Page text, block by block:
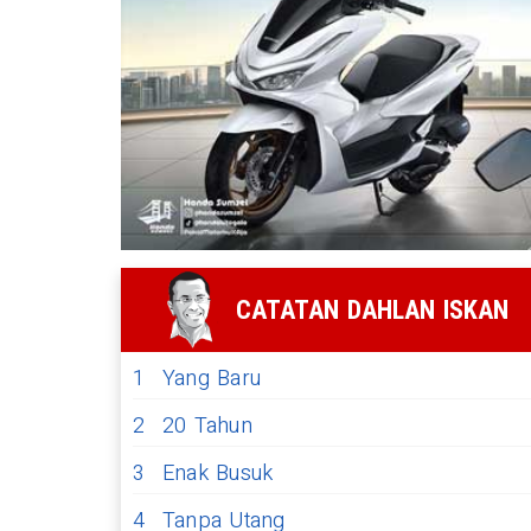
CATATAN DAHLAN ISKAN
1
Yang Baru
2 20 Tahun
3
Enak Busuk
4 Tanpa Utang